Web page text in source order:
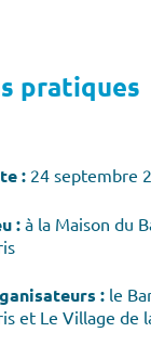
pratiques
: 24 septembre
: à la Maison du
: le
et Le Village de